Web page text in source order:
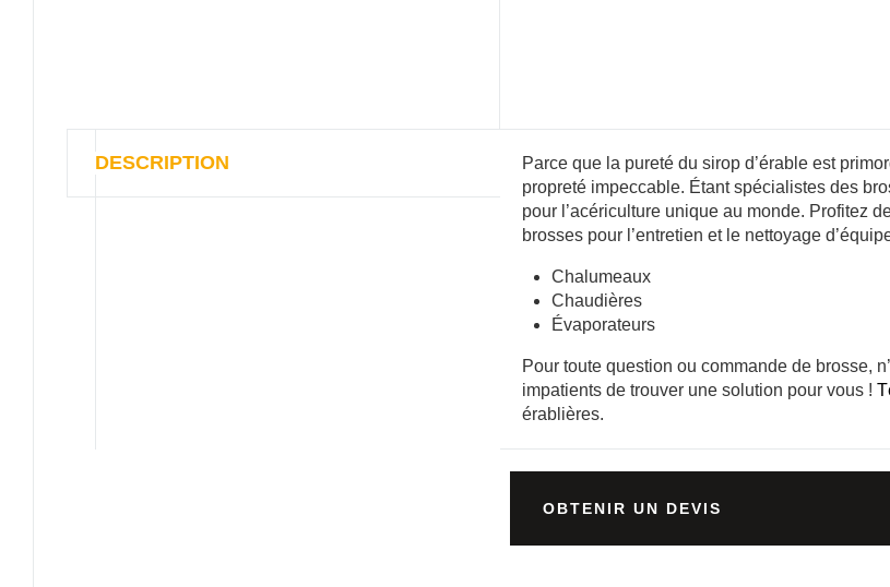
DESCRIPTION
Parce que la pureté du sirop d’érable est
propreté impeccable. Étant spécialistes des
pour l’acériculture unique au monde. Profitez
brosses pour l’entretien et le nettoyage
Chalumeaux
Chaudières
Évaporateurs
Pour toute question ou commande de brosse,
impatients de trouver une solution pour vous !
érablières.
OBTENIR UN DEVIS